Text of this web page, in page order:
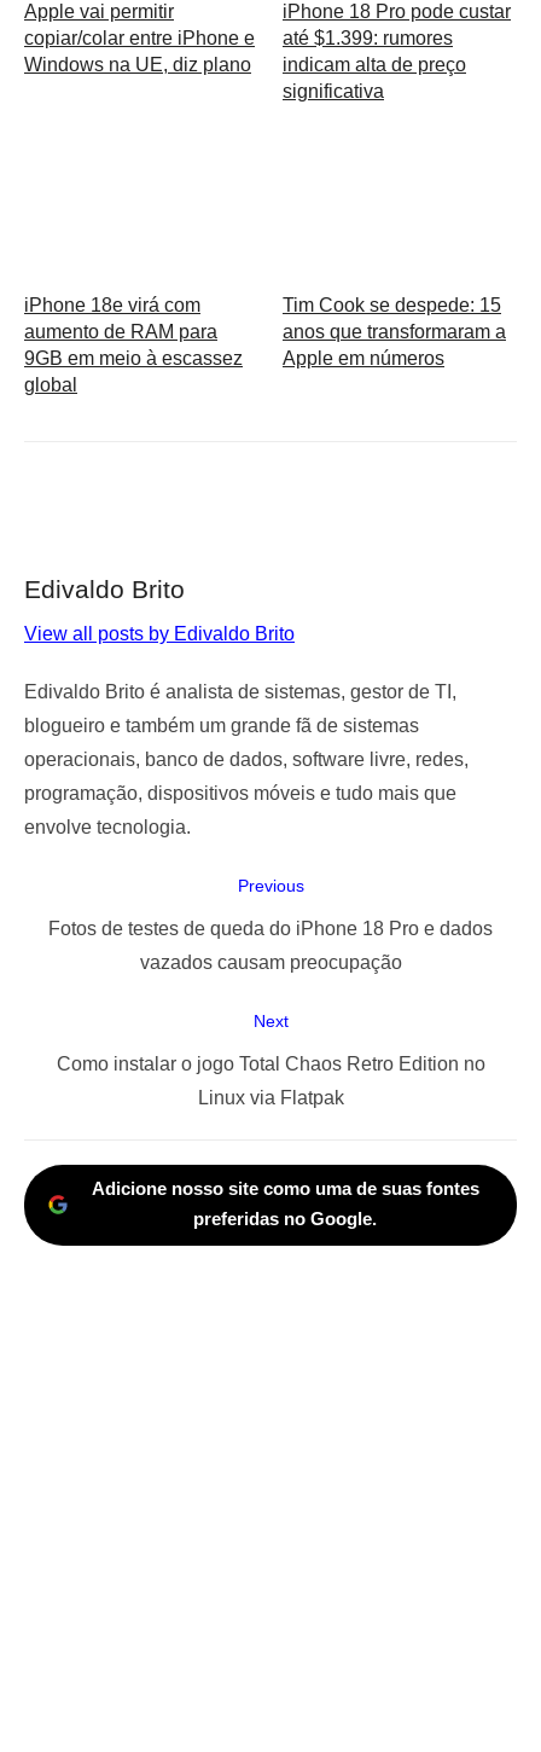
Apple vai permitir
copiar/colar entre iPhone e
Windows na UE, diz plano
iPhone 18 Pro pode custar
até $1.399: rumores
indicam alta de preço
significativa
iPhone 18e virá com
aumento de RAM para
9GB em meio à escassez
global
Tim Cook se despede: 15
anos que transformaram a
Apple em números
Edivaldo Brito
View all posts by Edivaldo Brito
Edivaldo Brito é analista de sistemas, gestor de TI,
blogueiro e também um grande fã de sistemas
operacionais, banco de dados, software livre, redes,
programação, dispositivos móveis e tudo mais que
envolve tecnologia.
de
Previous
Previous
Fotos de testes de queda do iPhone 18 Pro e dados
vazados causam preocupação
Next
Next
Como instalar o jogo Total Chaos Retro Edition no
Linux via Flatpak
Adicione nosso site como uma de suas fontes
preferidas no Google.